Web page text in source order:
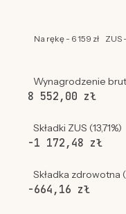
Na rękę - 6 159 zł ZUS
Wynagrodzenie
8 552,00 zł
Składki ZUS (13,71%)
-1 172,48 zł
Składka zdrowotna
-664,16 zł